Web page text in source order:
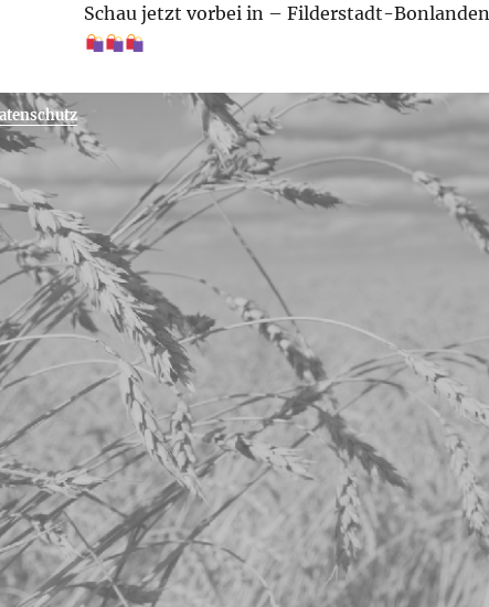
Schau jetzt vorbei in – Filderstadt-Bonlanden